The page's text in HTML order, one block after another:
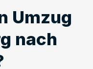
Umzug
nach